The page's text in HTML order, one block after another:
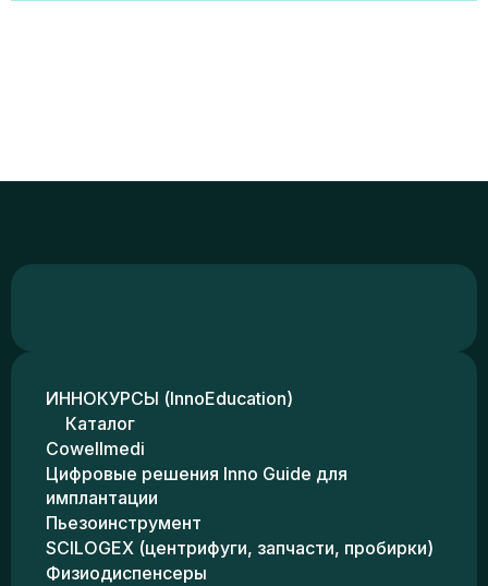
ИННОКУРСЫ (InnoEducation)
Каталог
Cowellmedi
Цифровые решения Inno Guide для
имплантации
Пьезоинструмент
SCILOGEX (центрифуги, запчасти, пробирки)
Физиодиспенсеры